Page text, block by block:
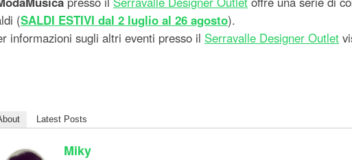
(SALDI ESTIVI dal 2 luglio al 26 agosto).
informazioni sugli altri eventi presso il Serravalle Designer Outlet
Latest Posts
Miky